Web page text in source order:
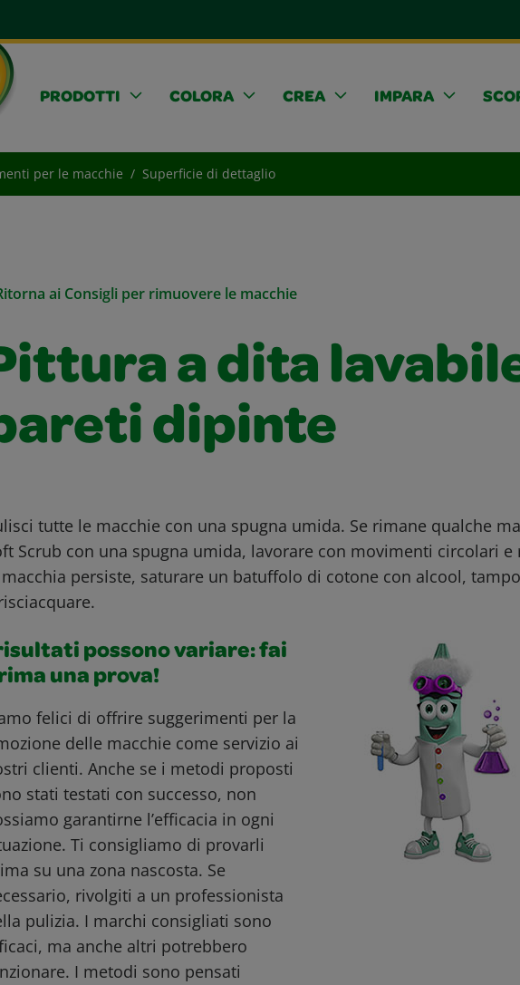
PRODOTTI COLORA CREA IMPARA
per le macchie Superficie di dettaglio
ai Consigli per rimuovere le macchie
a dita
dipinte
tutte le macchie con una spugna umida. Se rimane qualche
Scrub con una spugna umida, lavorare con movimenti circolari e
persiste, saturare un batuffolo di cotone con alcool,
possono variare: fai
una prova!
felici di offrire suggerimenti per la
delle macchie come servizio ai
clienti. Anche se i metodi proposti
stati testati con successo, non
garantirne l’efficacia in ogni
Ti consigliamo di provarli
su una zona nascosta. Se
rivolgiti a un professionista
pulizia. I marchi consigliati sono
ma anche altri potrebbero
I metodi sono pensati